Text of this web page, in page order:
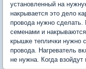
установленный на
накрывается это дело
провода нужно сделать.
семенами и
крышке теплички нужно
провода. Нагреватель
не нужна. Когда